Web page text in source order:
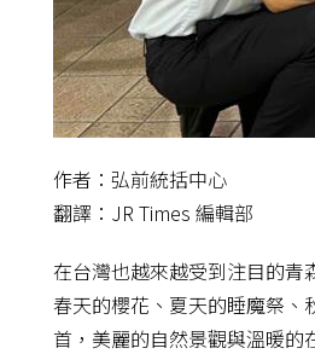
作者：弘前統括中心
翻譯：JR Times 編輯部
在台灣也越來越受到注目的青
春天的櫻花、夏天的睡魔祭
首，美麗的自然景觀與溫暖